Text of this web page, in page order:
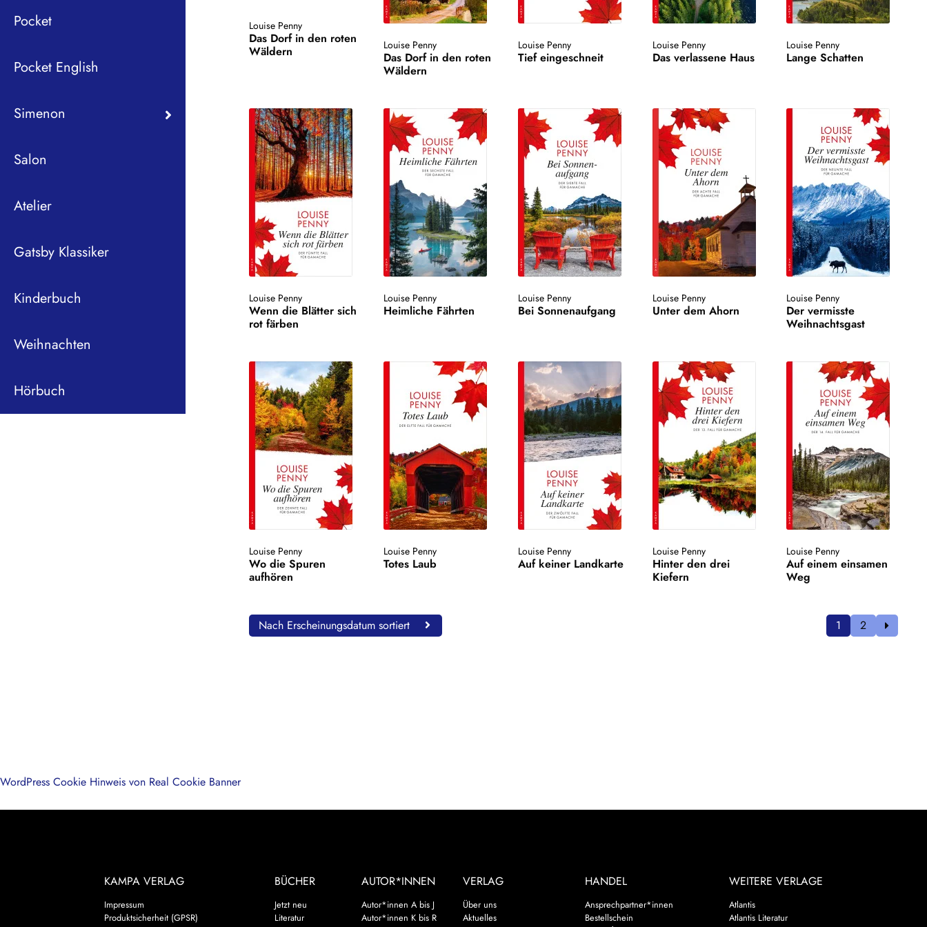
Pocket
Pocket English
Simenon
Salon
Atelier
Gatsby Klassiker
Kinderbuch
Weihnachten
Hörbuch
Louise Penny
Das Dorf in den roten
Wäldern
Louise Penny
Das Dorf in den roten
Wäldern
Louise Penny
Tief eingeschneit
Louise Penny
Das verlassene Haus
Louise Penny
Lange Schatten
Louise Penny
Wenn die Blätter sich
rot färben
Louise Penny
Heimliche Fährten
Louise Penny
Bei Sonnenaufgang
Louise Penny
Unter dem Ahorn
Louise Penny
Der vermisste
Weihnachtsgast
Louise Penny
Wo die Spuren
aufhören
Louise Penny
Totes Laub
Louise Penny
Auf keiner Landkarte
Louise Penny
Hinter den drei
Kiefern
Louise Penny
Auf einem einsamen
Weg
Nach Erscheinungsdatum sortiert 1 2
KAMPA VERLAG
Impressum
Produktsicherheit (GPSR)
BÜCHER
Jetzt neu
Literatur
AUTOR*INNEN
Autor*innen A bis J
Autor*innen K bis R
VERLAG
Über uns
Aktuelles
HANDEL
Ansprechpartner*innen
Bestellschein
WEITERE VERLAGE
Atlantis
Atlantis Literatur
WordPress Cookie Hinweis von Real Cookie Banner